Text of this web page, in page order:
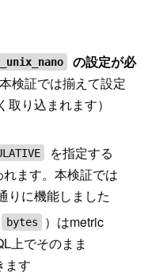
の設定が必
検証では揃えて設定
り込まれます）
を指定する
ます。本検証では
りに機能しました
bytes
）はmetric
上でそのまま
ます